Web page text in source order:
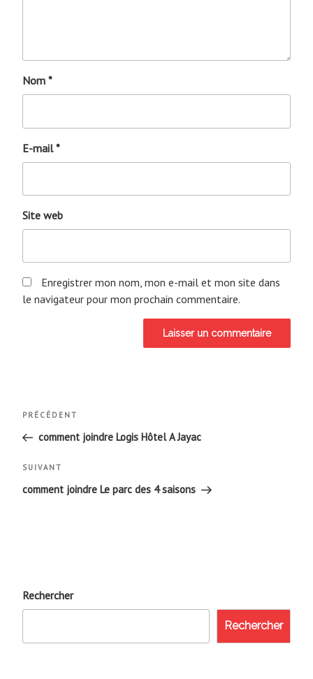
Nom *
E-mail*
Site web
Enregistrer mon nom, mon e-mail et mon site dans
le navigateur pour mon prochain commentaire.
Navigation
de
l’article
Article
précédent
PRÉCÉDENT
comment joindre Logis Hôtel A Jayac
Article
suivant
SUIVANT
comment joindre Le parc des 4 saisons
Rechercher
Rechercher